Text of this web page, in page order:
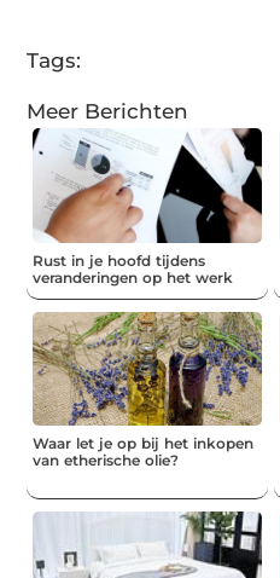
Tags:
Meer Berichten
Rust in je hoofd tijdens
veranderingen op het werk
Waar let je op bij het inkopen
van etherische olie?